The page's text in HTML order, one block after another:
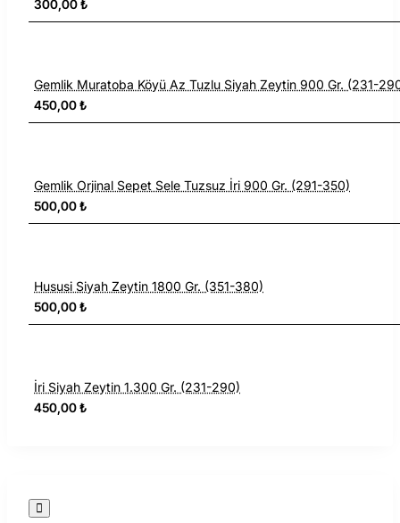
300,00 ₺
Gemlik Muratoba Köyü Az Tuzlu Siyah Zeytin 900 Gr. (231-
450,00 ₺
Gemlik Orjinal Sepet Sele Tuzsuz İri 900 Gr. (291-350)
500,00 ₺
Hususi Siyah Zeytin 1800 Gr. (351-380)
500,00 ₺
İri Siyah Zeytin 1.300 Gr. (231-290)
450,00 ₺